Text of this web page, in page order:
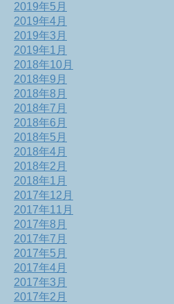
2019年5月
2019年4月
2019年3月
2019年1月
2018年10月
2018年9月
2018年8月
2018年7月
2018年6月
2018年5月
2018年4月
2018年2月
2018年1月
2017年12月
2017年11月
2017年8月
2017年7月
2017年5月
2017年4月
2017年3月
2017年2月